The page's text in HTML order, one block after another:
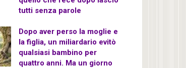
tutti senza parole
Dopo aver perso la moglie e
la figlia, un miliardario evitò
qualsiasi bambino per
quattro anni. Ma un giorno